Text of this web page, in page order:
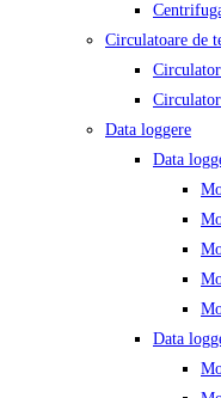
Circulatoare de
Data loggere
Data
Data